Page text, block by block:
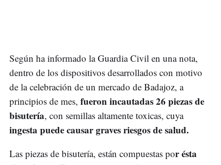
Según ha informado la Guardia Civil en una nota,
dentro de los dispositivos desarrollados con motivo
de la celebración de un mercado de Badajoz, a
principios de mes, fueron incautadas 26 piezas de
bisutería, con semillas altamente toxicas, cuya
ingesta puede causar graves riesgos de salud.
Las piezas de bisutería, están compuestas por ésta